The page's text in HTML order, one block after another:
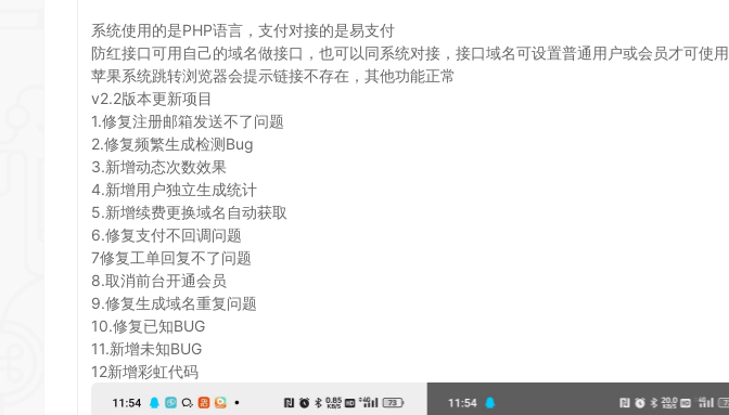
系统使用的是PHP语言，支付对接的是易支付
防红接口可用自己的域名做接口，也可以同系统对接，接口域名可设置普通用户或会员才可使用
苹果系统跳转浏览器会提示链接不存在，其他功能正常
v2.2版本更新项目
1.修复注册邮箱发送不了问题
2.修复频繁生成检测Bug
3.新增动态次数效果
4.新增用户独立生成统计
5.新增续费更换域名自动获取
6.修复支付不回调问题
7修复工单回复不了问题
8.取消前台开通会员
9.修复生成域名重复问题
10.修复已知BUG
11.新增未知BUG
12新增彩虹代码